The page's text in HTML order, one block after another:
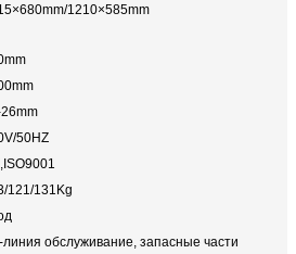
1210×585mm
50HZ
121/131Kg
обслуживание, запасные части